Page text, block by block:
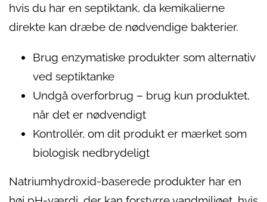
hvis du har en septiktank, da kemikalierne
direkte kan dræbe de nødvendige bakterier.
Brug enzymatiske produkter som alternativ
ved septiktanke
Undgå overforbrug – brug kun produktet,
når det er nødvendigt
Kontrollér, om dit produkt er mærket som
biologisk nedbrydeligt
Natriumhydroxid-baserede produkter har en